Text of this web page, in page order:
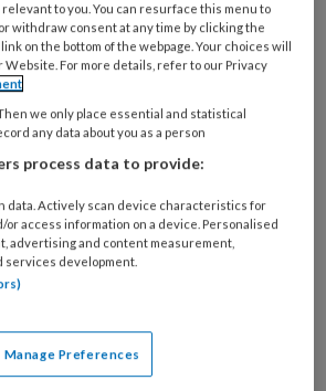
schoenen vereist.
worden orthopedische
Podopost december
dit artikel Deel dit artikel
relevant to you. You can resurface this menu to
withdraw consent at any time by clicking the
on the bottom of the webpage. Your choices will
For more details, refer to our Privacy
we only place essential and statistical
any data about you as a person
process data to provide:
data. Actively scan device characteristics for
access information on a device. Personalised
advertising and content measurement,
development.
Manage Preferences